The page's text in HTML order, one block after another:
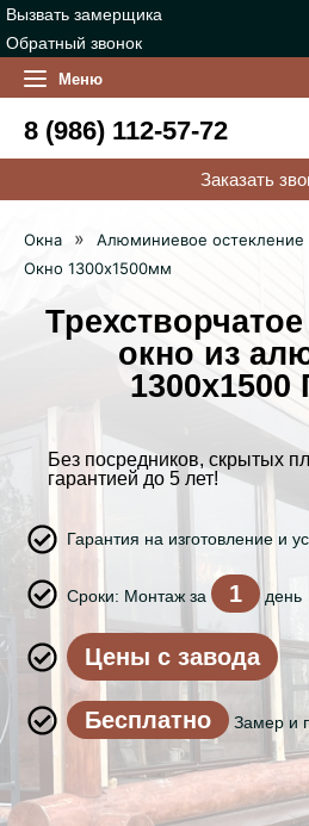
Вызвать замерщика
Обратный звонок
Меню
8 (986) 112-57-72
Заказать
Окна » Алюминиевое остекление
Окно 1300х1500мм
окно из
1300х1500
Без посредников, скрытых
гарантией до 5 лет!
Гарантия на изготовление и
Сроки: Монтаж за 1 день
Цены с завода
Бесплатно Замер и